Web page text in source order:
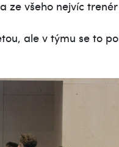
ze všeho nejvíc
ale v týmu se to